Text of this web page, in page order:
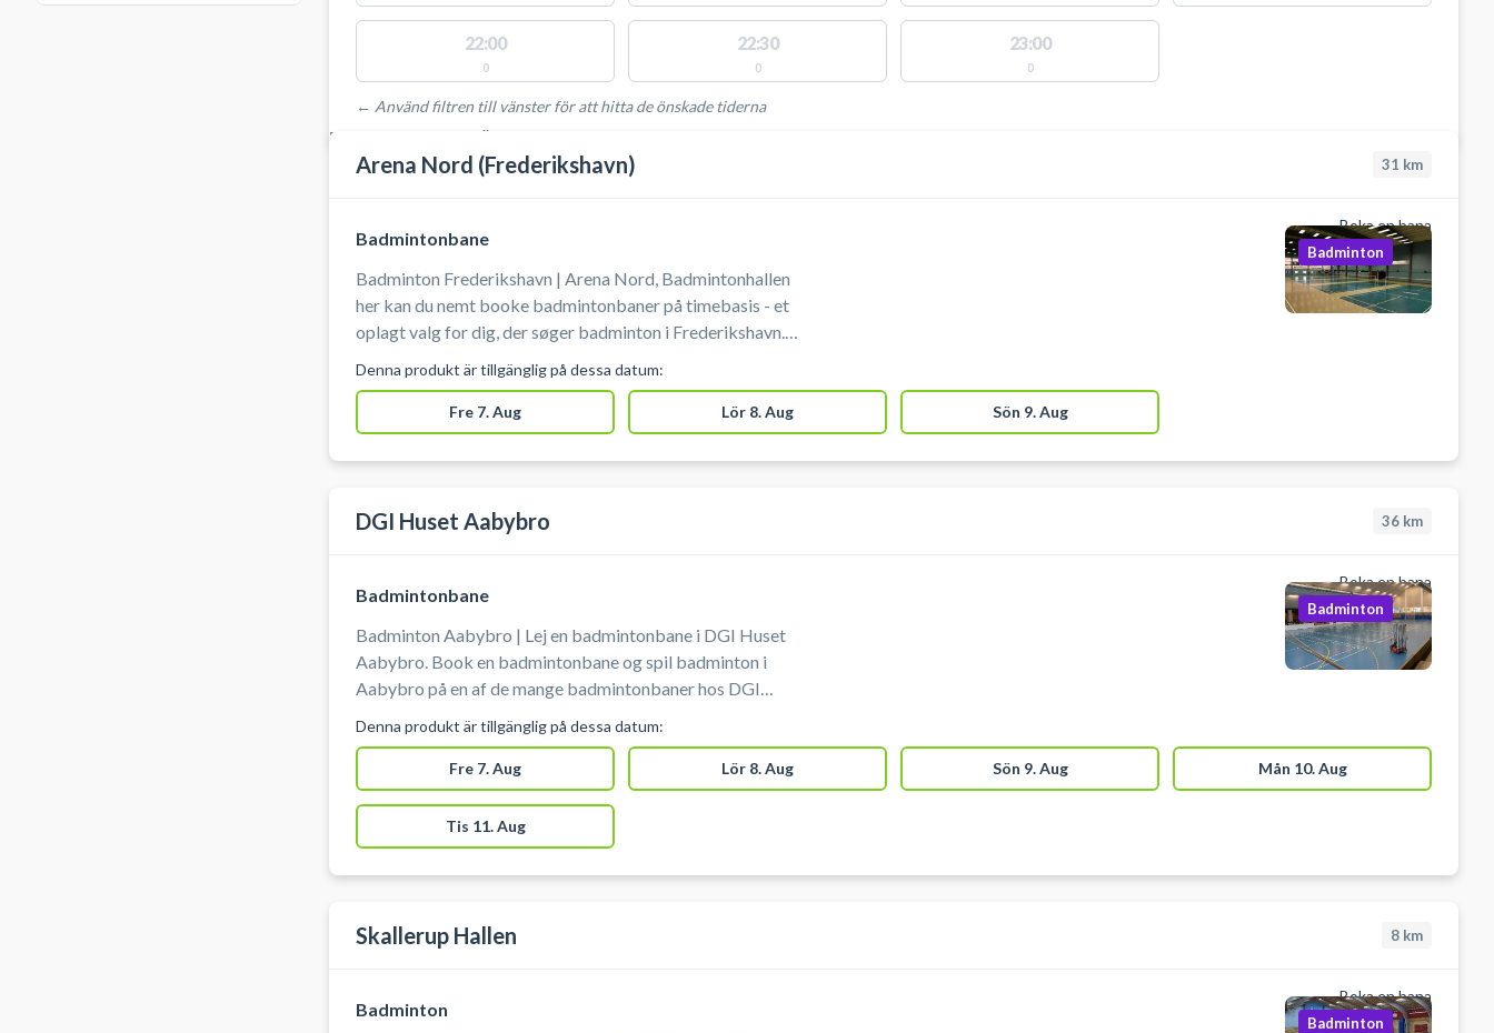
22:00
0
22:30
0
23:00
0
← Använd filtren till vänster för att hitta de önskade tiderna
PLATSER MED TILLGÄNGLIGA AKTIVITETER
Arena Nord (Frederikshavn) 31 km
Boka en bana
Badmintonbane
Badminton Frederikshavn | Arena Nord, Badmintonhallen
her kan du nemt booke badmintonbaner på timebasis - et
oplagt valg for dig, der søger badminton i Frederikshavn.
Nord. Hallen er populær blandt lokale spillere og perfekt
placeret i byen så Frederikshavn badminton bliver ikke
nemmere. I hallen er der net til rådighed og du skal derfor
blot selv medbringe ketcher og fjerbolde.
Badminton
Denna produkt är tillgänglig på dessa datum:
Fre 7. Aug Lör 8. Aug Sön 9. Aug
DGI Huset Aabybro 36 km
Boka en bana
Badmintonbane
Badminton Aabybro | Lej en badmintonbane i DGI Huset
Aabybro. Book en badmintonbane og spil badminton i
Aabybro på en af de mange badmintonbaner hos DGI
ketcher. Gratis parkering ved booking af badmintonbane
hos DGI Huset Aabybro, som du finder på adressen Jens
Møllersvej 3, 9440 Aabybro.
Badminton
Denna produkt är tillgänglig på dessa datum:
Fre 7. Aug Lör 8. Aug Sön 9. Aug Mån 10. Aug
Tis 11. Aug
Skallerup Hallen 8 km
Boka en bana
Badminton
Badminton